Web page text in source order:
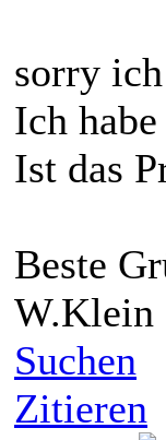
sorry
Ich
Ist das
Beste
W.Klein
Suchen
Zitieren